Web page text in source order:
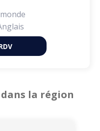
la région